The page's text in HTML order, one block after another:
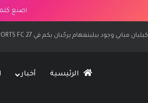
اصنع
الكشف عن كيليان مبابي نجماً لغلاف EA SPORTS FC 27
الرئيسية أخبار